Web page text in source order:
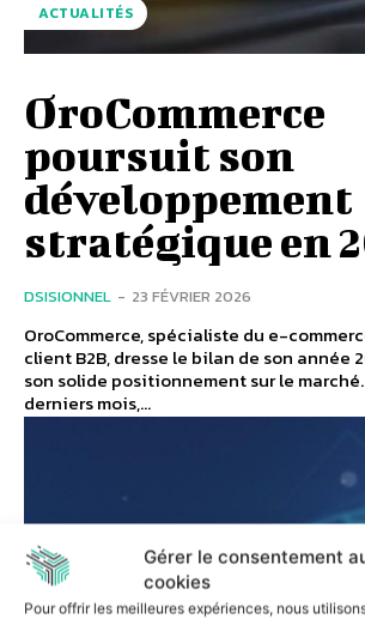
Gérer le consentement
cookies
Pour offrir les meilleures expériences, nous
ACTUALITÉS
OroCommerce
poursuit son
développement
stratégique en
DSISIONNEL - 23 FÉVRIER 2026
OroCommerce, spécialiste du e-
client B2B, dresse le bilan de son année
son solide positionnement sur le
derniers mois,...